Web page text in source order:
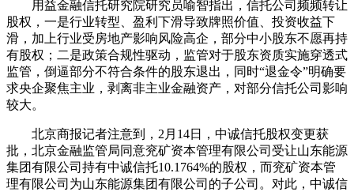
用益金融信托研究院研究员喻智指出，信托公司频频转让
股权，一是行业转型、盈利下滑导致牌照价值、投资收益下
滑，加上行业受房地产影响风险高企，部分中小股东不愿再持
有股权；二是政策合规性驱动，监管对于股东资质实施穿透式
监管，倒逼部分不符合条件的股东退出，同时“退金令”明确要
求央企聚焦主业，剥离非主业金融资产，对部分信托公司影响
较大。
北京商报记者注意到，2月14日，中诚信托股权变更获
批，北京金融监管局同意兖矿资本管理有限公司受让山东能源
集团有限公司持有中诚信托10.1764%的股权，而兖矿资本管
理有限公司为山东能源集团有限公司的子公司。对此，中诚信